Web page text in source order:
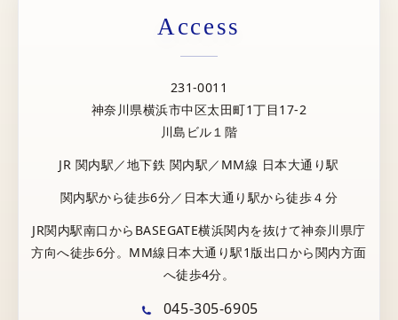
Access
231-0011
神奈川県横浜市中区太田町1丁目17-2
川島ビル１階
JR 関内駅／地下鉄 関内駅／MM線 日本大通り駅
関内駅から徒歩6分／日本大通り駅から徒歩４分
JR関内駅南口からBASEGATE横浜関内を抜けて神奈川県庁
方向へ徒歩6分。MM線日本大通り駅1版出口から関内方面
へ徒歩4分。
045-305-6905